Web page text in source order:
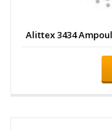
Alittex 3434